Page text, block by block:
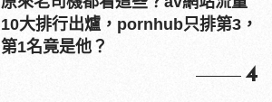
10大排行出爐，pornhub只排第3，
第1名竟是他？
4